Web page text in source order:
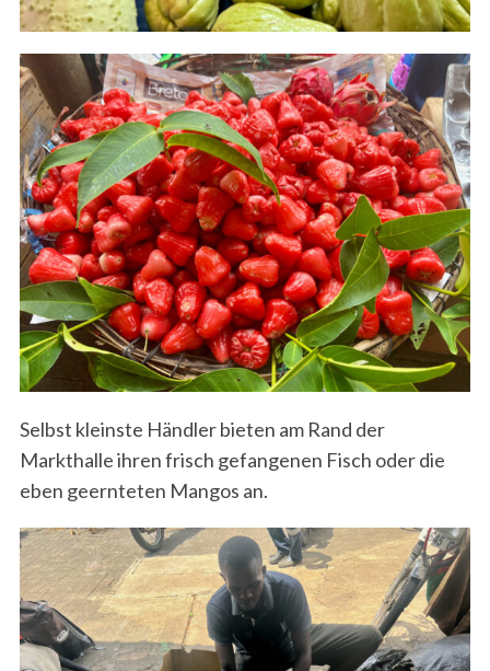
Selbst kleinste Händler bieten am Rand der
Markthalle ihren frisch gefangenen Fisch oder die
eben geernteten Mangos an.